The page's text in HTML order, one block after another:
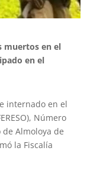
muertos en el
en el
internado en el
Número
Almoloya de
la Fiscalía